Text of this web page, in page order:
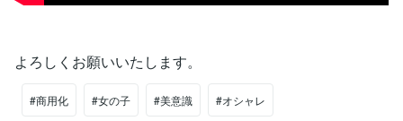
よろしくお願いいたします。
#商用化 #女の子 #美意識 #オシャレ